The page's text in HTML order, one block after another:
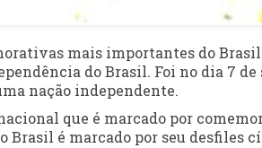
mais importantes do
do Brasil. Foi no dia 7 de
nação independente.
que é marcado por
Brasil é marcado por seu desfiles